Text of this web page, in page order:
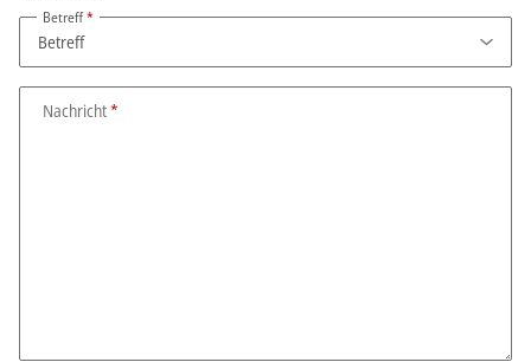
Betreff
Nachricht